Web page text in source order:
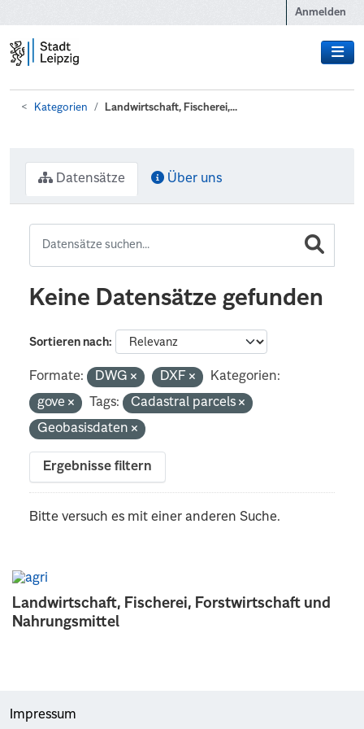
Anmelden
Kategorien Landwirtschaft, Fischerei,...
Landwirtschaft, Fischerei, Forstwirtschaft und
Nahrungsmittel
Datensätze Über uns
Keine Datensätze gefunden
Sortieren nach
Formate: DWG DXF
Kategorien:
gove
Tags:
Cadastral parcels
Geobasisdaten
Ergebnisse filtern
Bitte versuch es mit einer anderen Suche.
Impressum